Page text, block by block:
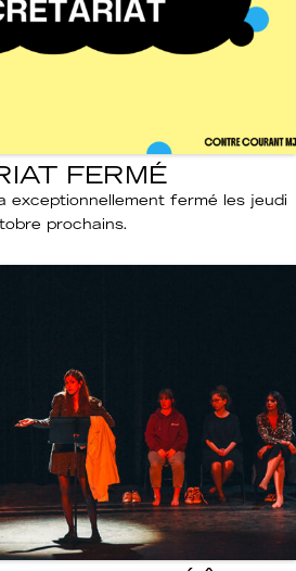
FERMÉ
exceptionnellement fermé les jeudi
prochains.